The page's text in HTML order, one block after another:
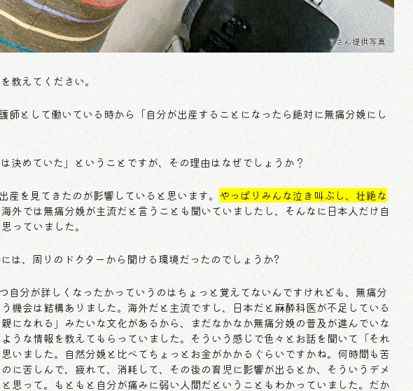
Yさん提供写真
えてください。
師として働いている時から「自分が出産することになったら絶対に無痛分娩にし
めていた」ということですが、その理由はなぜでしょうか？
を見てきたのが影響していると思います。 やっぱりみんな泣き叫ぶし、壮絶な
外では無痛分娩が主流だと言うことも聞いていましたし、そんなに日本人だけ自
っていました。
、周りのドクターから聞ける環境だったのでしょうか?
自分が詳しくなったかっていうのはちょっと覚えてないんですけれども、無痛分
機会は結構ありました。海外だと主流ですし、日本だと麻酔科医が不足している
になれる」みたいな文化があるから、まだなかなか無痛分娩の普及が進んでいな
うな情報を教えてもらっていました。そういう感じで色々とお話を聞いて「それ
いました。自然分娩と比べてちょっとお金がかかるぐらいですかね。何時間も苦
に苦しんで、疲れて、消耗して、その後の育児に影響が出るとか、そういうデメ
思って。もともと自分が痛みに弱い人間だということもわかっていました。だか